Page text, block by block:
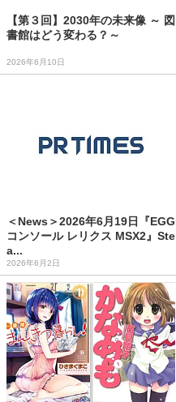
【第３回】2030年の未来像 ～ 図
書館はどう変わる？～
2026年6月10日
＜News＞2026年6月19日『EGG
コンソール レリクス MSX2』Ste
a...
2026年6月2日